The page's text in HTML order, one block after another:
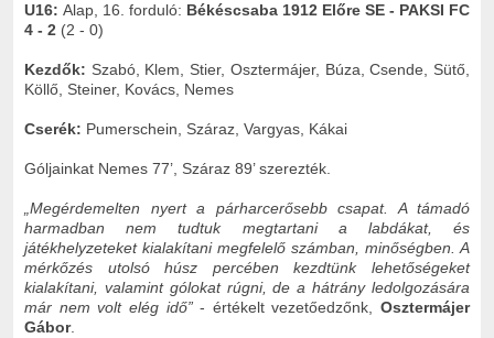
U16: Alap, 16. forduló: Békéscsaba 1912 Előre SE - PAKSI FC
4 - 2 (2 - 0)
Kezdők: Szabó, Klem, Stier, Osztermájer, Búza, Csende, Sütő,
Köllő, Steiner, Kovács, Nemes
Cserék: Pumerschein, Száraz, Vargyas, Kákai
Góljainkat Nemes 77’, Száraz 89’ szerezték.
„Megérdemelten nyert a párharcerősebb csapat. A támadó
harmadban nem tudtuk megtartani a labdákat, és
játékhelyzeteket kialakítani megfelelő számban, minőségben. A
mérkőzés utolsó húsz percében kezdtünk lehetőségeket
kialakítani, valamint gólokat rúgni, de a hátrány ledolgozására
már nem volt elég idő”- értékelt vezetőedzőnk, Osztermájer
Gábor.